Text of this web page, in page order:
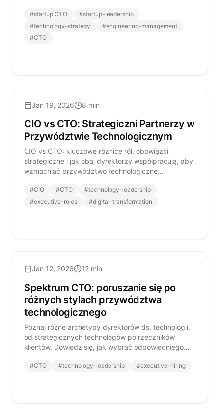
#startup CTO #startup-leadership
#technology-strategy #engineering-management
#CTO
Jan 19, 2026 8 min
CIO vs CTO: Strategiczni Partnerzy w
Przywództwie Technologicznym
CIO vs CTO: kluczowe różnice ról, obowiązki
strategiczne i jak obaj dyrektorzy współpracują, aby
wzmacniać przywództwo technologiczne
#CIO #CTO #technology-leadership
#executive-roles #digital-transformation
Jan 12, 2026 12 min
Spektrum CTO: poruszanie się po
różnych stylach przywództwa
technologicznego
Poznaj różne archetypy dyrektorów ds. technologii,
od strategicznych technologów po rzeczników
klientów. Dowiedz się, jak wybrać odpowiedniego
organizacji.
#CTO #technology-leadership #executive-hiring